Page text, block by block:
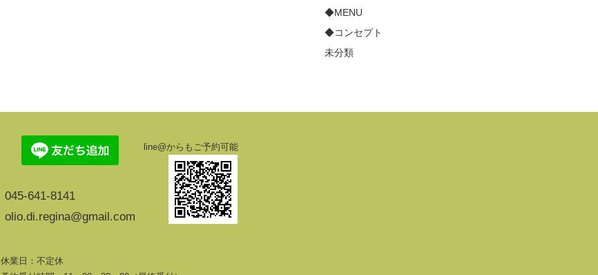
◆MENU
◆コンセプト
未分類
045-641-8141
olio.di.regina@gmail.com
line@からもご予約可能
休業日：不定休